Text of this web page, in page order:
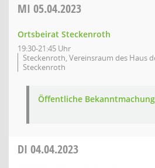
MI 05.04.2023
Ortsbeirat Steckenroth
19:30-21:45 Uhr
Steckenroth, Vereinsraum des Haus
Steckenroth
Öffentliche Bekanntmachung
DI 04.04.2023